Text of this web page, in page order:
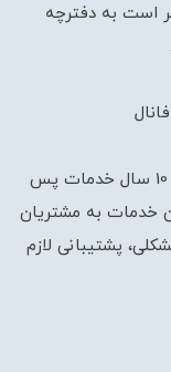
است به دفترچه
تایمر پارس فانال با داشتن 2 سال گارانتی و 10 سال خدمات پس
خدمات به مشتریان
پشتیبانی لازم